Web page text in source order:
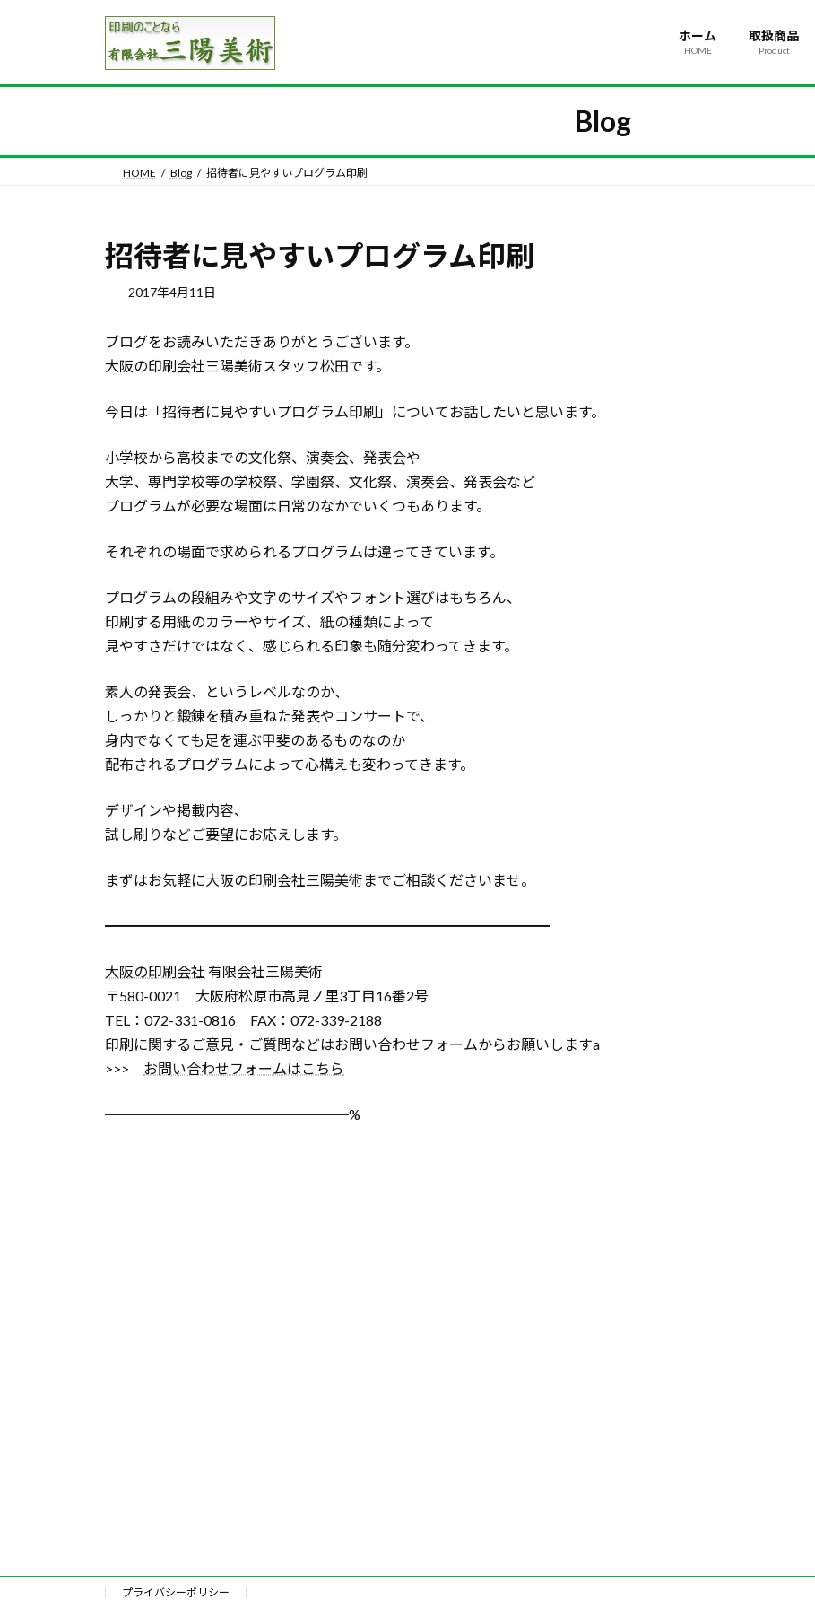
キ
に
ホーム
HOME
取扱商品
Product
Blog
HOME Blog 招待者に見やすいプログラム印刷
招待者に見やすいプログラム印刷
2017年4月11日
ブログをお読みいただきありがとうございます。
大阪の印刷会社三陽美術スタッフ松田です。
今日は「招待者に見やすいプログラム印刷」についてお話したいと思います。
小学校から高校までの文化祭、演奏会、発表会や
大学、専門学校等の学校祭、学園祭、文化祭、演奏会、発表会など
プログラムが必要な場面は日常のなかでいくつもあります。
それぞれの場面で求められるプログラムは違ってきています。
プログラムの段組みや文字のサイズやフォント選びはもちろん、
印刷する用紙のカラーやサイズ、紙の種類によって
見やすさだけではなく、感じられる印象も随分変わってきます。
素人の発表会、というレベルなのか、
しっかりと鍛錬を積み重ねた発表やコンサートで、
身内でなくても足を運ぶ甲斐のあるものなのか
配布されるプログラムによって心構えも変わってきます。
デザインや掲載内容、
試し刷りなどご要望にお応えします。
まずはお気軽に大阪の印刷会社三陽美術までご相談くださいませ。
━━━━━━━━━━━━━━━━━━━━━━━━━━━━━━━
大阪の印刷会社 有限会社三陽美術
〒580-0021 大阪府松原市高見ノ里3丁目16番2号
TEL：072-331-0816 FAX：072-339-2188
印刷に関するご意見・ご質問などはお問い合わせフォームからお願いしますa
>>> お問い合わせフォームはこちら
━━━━━━━━━━━━━━━━━%
プライバシーポリシー